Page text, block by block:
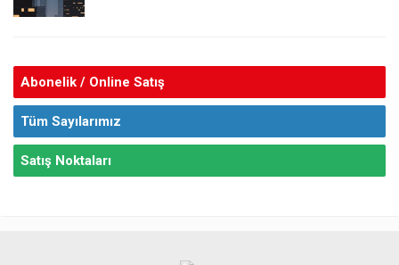
Abonelik / Online Satış
Tüm Sayılarımız
Satış Noktaları